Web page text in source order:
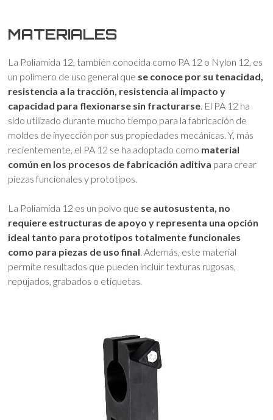
MATERIALES
La Poliamida 12, también conocida como PA 12 o Nylon 12, es
un polímero de uso general que se conoce por su tenacidad,
resistencia a la tracción, resistencia al impacto y
capacidad para flexionarse sin fracturarse . El PA 12 ha
sido utilizado durante mucho tiempo para la fabricación de
moldes de inyección por sus propiedades mecánicas. Y, más
recientemente, el PA 12 se ha adoptado como material
común en los procesos de fabricación aditiva para crear
piezas funcionales y prototipos.
La Poliamida 12 es un polvo que se autosustenta, no
requiere estructuras de apoyo y representa una opción
ideal tanto para prototipos totalmente funcionales
como para piezas de uso final . Además, este material
permite resultados que pueden incluir texturas rugosas,
repujados, grabados o etiquetas.